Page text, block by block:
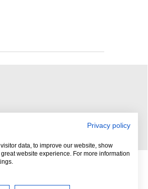
Privacy policy
data, to improve our website, show
website experience. For more information